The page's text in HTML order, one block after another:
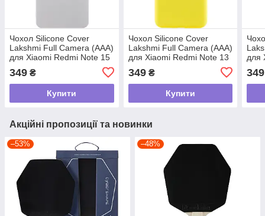
Чохол Silicone Cover
Lakshmi Full Camera (AAA)
для Xiaomi Redmi Note 15
4G/5G (EU) Білий / White
yk07 tdi
349 ₴
Купити
Чохол Silicone Cover
Lakshmi Full Camera (AAA)
для Xiaomi Redmi Note 13
Pro 4G / Poco M6 Pro 4G
Жовтий / Yellow yk07 tdi
349₴
Купити
для
tdi
349
Акційні пропозиції та новинки
–53% –48%